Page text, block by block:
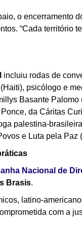
o encerramento
“Cada território
incluiu rodas de
psicólogo e
Basante
da Cáritas
palestina-
e Luta pela Paz
Nacional de
Brasis.
latino-
com a